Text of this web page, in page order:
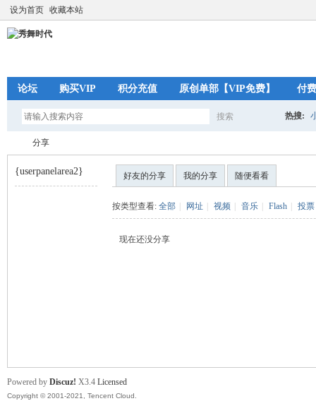
设为首页 收藏本站
论坛 购买VIP 积分充值 原创单部【VIP免费】 付
搜索 热搜:
分享
{userpanelarea2} 好友的分享 我的分享 随便看看
按类型查看: 全部 网址 视频 音乐 Flash 投票
现在还没分享
Powered by Discuz! X3.4 Licensed
Copyright © 2001-2021, Tencent Cloud.